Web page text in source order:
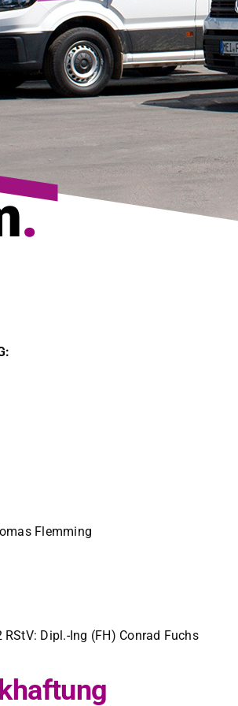
.
Flem­ming
Dipl.-Ing (FH) Con­rad Fuchs